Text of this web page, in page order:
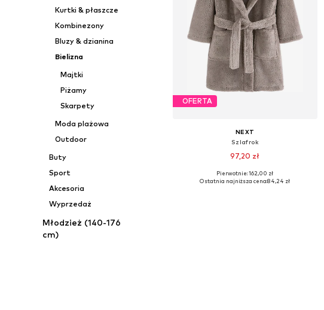
Kurtki & płaszcze
Kombinezony
Bluzy & dzianina
Bielizna
Majtki
Piżamy
Skarpety
Moda plażowa
Outdoor
Buty
Sport
Akcesoria
Wyprzedaż
Młodzież (140-176
cm)
OFERTA
NEXT
Szlafrok
97,20 zł
Dostępne rozmiary: 176
Pierwotnie: 162,00 zł
Ostatnia najniższa cena:84,24 zł